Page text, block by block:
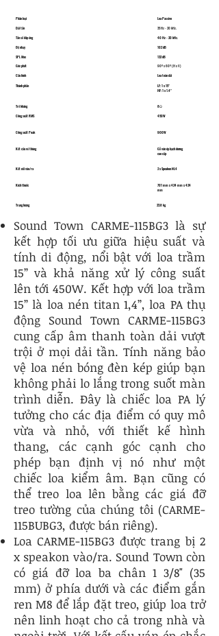
Phân loại
Loa Passive
Dải tần
35 Hz - 20 kHz.
Tần số đáp ứng
40 Hz - 20 kHz.
Độ nhạy
​102 dB
SPL Max
132 dB
Góc phát
90º x 60º (H x V)
Cấu hình
Loa toàn dải
Thành phần
LF: 1 x 15"
HF: 1 x 1.4"
Trở kháng
8Ω
Công suất RMS
​450W
Công suất Peak ​900W
Kết cấu vỏ thùng
Gỗ ván ép bạch dương
cao cấp
Kết nối vào/ra 2 x Speakon NL4
Kích thước
701 mm x 424 mm x 424
mm
Trọng lượng 23.8 kg
Sound Town CARME-115BG3 là sự
kết hợp tối ưu giữa hiệu suất và
tính di động, nổi bật với loa trầm
15” và khả năng xử lý công suất
lên tới 450W. Kết hợp với loa trầm
15” là loa nén titan 1,4”, loa PA thụ
động Sound Town CARME-115BG3
cung cấp âm thanh toàn dải vượt
trội ở mọi dải tần. Tính năng bảo
vệ loa nén bóng đèn kép giúp bạn
không phải lo lắng trong suốt màn
trình diễn. Đây là chiếc loa PA lý
tưởng cho các địa điểm có quy mô
vừa và nhỏ, với thiết kế hình
thang, các cạnh góc cạnh cho
phép bạn định vị nó như một
chiếc loa kiểm âm. Bạn cũng có
thể treo loa lên bằng các giá đỡ
treo tường của chúng tôi (CARME-
115BUBG3, được bán riêng).
Loa CARME-115BG3 được trang bị 2
x speakon vào/ra. Sound Town còn
có giá đỡ loa ba chân 1 3/8" (35
mm) ở phía dưới và các điểm gắn
ren M8 để lắp đặt treo, giúp loa trở
nên linh hoạt cho cả trong nhà và